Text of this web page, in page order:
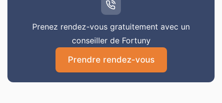
Prenez rendez-vous gratuitement avec un
conseiller de Fortuny
Prendre rendez-vous